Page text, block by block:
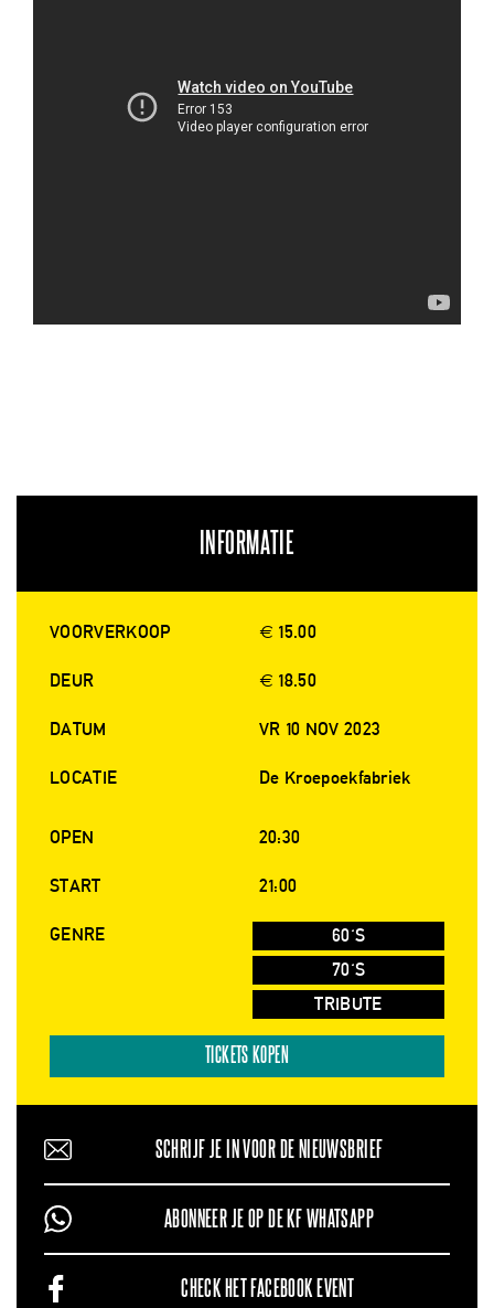
INFORMATIE
VOORVERKOOP € 15.00
DEUR € 18.50
DATUM VR 10 NOV 2023
LOCATIE De Kroepoekfabriek
OPEN 20:30
START 21:00
GENRE
60'S
70'S
TRIBUTE
TICKETS KOPEN
SCHRIJF JE IN VOOR DE NIEUWSBRIEF
ABONNEER JE OP DE KF WHATSAPP
CHECK HET FACEBOOK EVENT